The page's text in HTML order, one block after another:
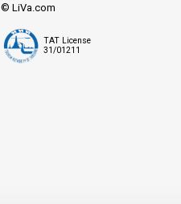
© LiVa.com
TAT License
31/01211